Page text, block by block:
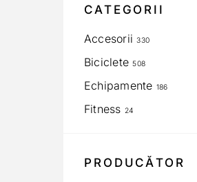
CATEGORII
Accesorii 330
Biciclete 508
Echipamente 186
Fitness 24
PRODUCĂTOR